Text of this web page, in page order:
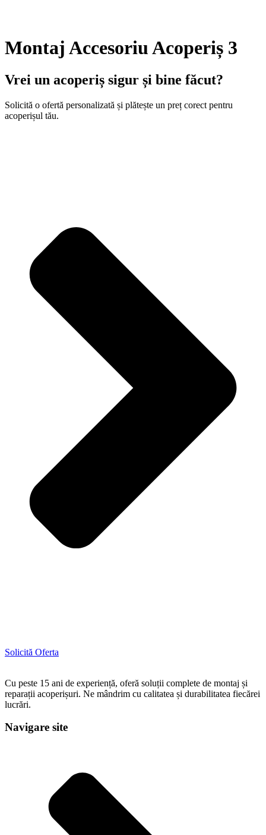
Montaj Accesoriu Acoperiș 3
Vrei un acoperiș sigur și bine făcut?
Solicită o ofertă personalizată și plătește un preț corect pentru
acoperișul tău.
Solicită Oferta
Cu peste 15 ani de experiență, oferă soluții complete de montaj și
reparații acoperișuri. Ne mândrim cu calitatea și durabilitatea fiecărei
lucrări.
Navigare site